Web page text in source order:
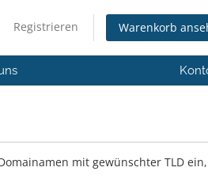
Registrieren Warenkorb
mit gewünschter TLD